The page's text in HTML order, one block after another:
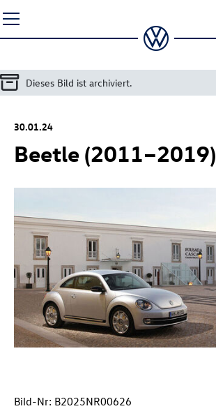
Seiteninhalt
springen
Dieses Bild ist archiviert.
30.01.24
Beetle (2011–2019)
Bild-Nr: B2025NR00626